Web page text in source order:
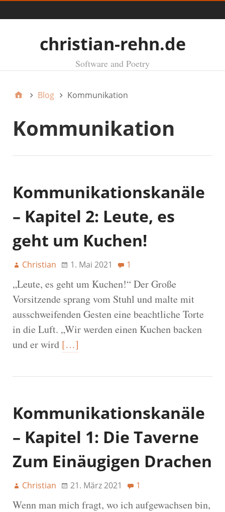
christian-rehn.de
Software and Poetry
Blog Kommunikation
Kommunikation
Kommunikationskanäle
– Kapitel 2: Leute, es
geht um Kuchen!
Christian 1. Mai 2021 1
„Leute, es geht um Kuchen!“ Der Große
Vorsitzende sprang vom Stuhl und malte mit
ausschweifenden Gesten eine beachtliche Torte
in die Luft. „Wir werden einen Kuchen backen
und er wird […]
Kommunikationskanäle
– Kapitel 1: Die Taverne
Zum Einäugigen Drachen
Christian 21. März 2021 1
Wenn man mich fragt, wo ich aufgewachsen bin,